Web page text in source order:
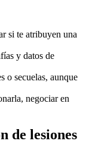
si te atribuyen una
y datos de
o secuelas, aunque
negociar en
de lesiones